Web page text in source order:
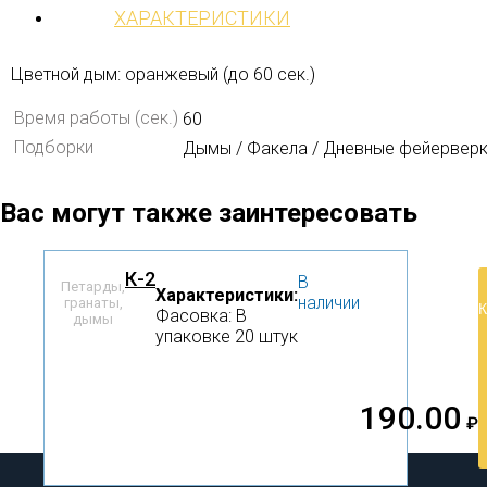
ХАРАКТЕРИСТИКИ
Цветной дым: оранжевый (до 60 сек.)
Время работы (сек.) 60
Подборки
Дымы / Факела / Дневные
Вас могут также заинтересовать
Петарды,
гранаты,
дымы
К-2
Характеристики:
Фасовка: В
упаковке 20 штук
В
наличии
190.00 ₽